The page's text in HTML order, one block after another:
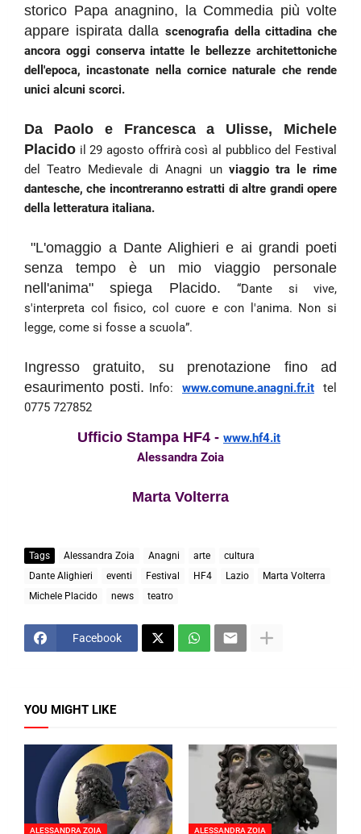
storico Papa anagnino, la Commedia più volte
appare ispirata dalla scenografia della cittadina che
ancora oggi conserva intatte le bellezze architettoniche
dell'epoca, incastonate nella cornice naturale che rende
unici alcuni scorci.
Da Paolo e Francesca a Ulisse, Michele
Placido il 29 agosto offrirà così al pubblico del Festival
del Teatro Medievale di Anagni un viaggio tra le rime
dantesche, che incontreranno estratti di altre grandi opere
della letteratura italiana.
"L'omaggio a Dante Alighieri e ai grandi poeti
senza tempo è un mio viaggio personale
nell'anima" spiega Placido.“Dante si vive,
s'interpreta col fisico, col cuore e con l'anima. Non si
legge, come si fosse a scuola”.
Ingresso gratuito, su prenotazione fino ad
esaurimento posti. Info: www.comune.anagni.fr.it tel
0775 727852
Ufficio Stampa HF4 - www.hf4.it
Alessandra Zoia
Marta Volterra
Tags Alessandra Zoia Anagni arte
cultura
Dante Alighieri
eventi Festival HF4 Lazio
Marta Volterra
Michele Placido
news teatro
Facebook
YOU MIGHT LIKE
ALESSANDRA ZOIA ALESSANDRA ZOIA